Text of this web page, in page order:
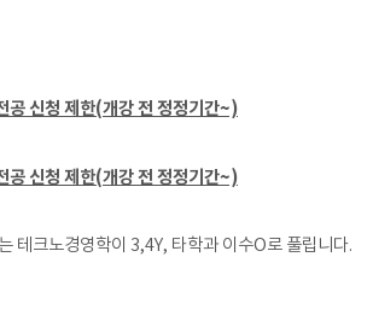
공 신청 제한(개강 전 정정기간~)
공 신청 제한(개강 전 정정기간~)
테크노경영학이 3,4Y, 타학과 이수O로 풀립니다.